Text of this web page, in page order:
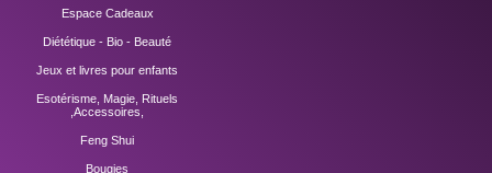
Espace Cadeaux
Diététique - Bio - Beauté
Jeux et livres pour enfants
Esotérisme, Magie, Rituels
,Accessoires,
Feng Shui
Bougies